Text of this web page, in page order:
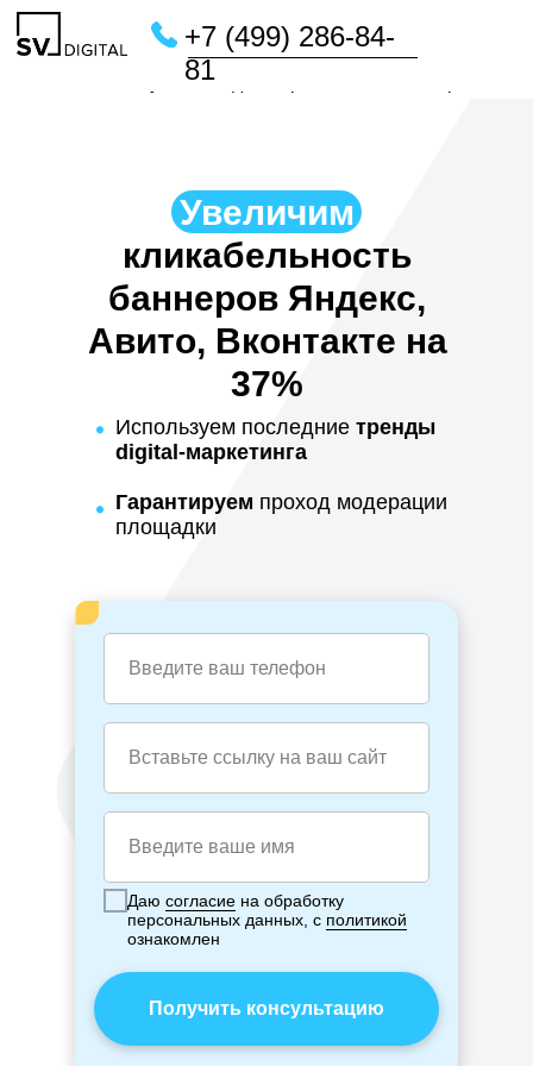
+7 (499) 286-84-
/ Создание рекламных баннеров
Увеличим
кликабельность
баннеров Яндекс,
Авито, Вконтакте на
37%
Используем последние тренды
digital-маркетинга
Гарантируем проход модерации
площадки
Даю согласие на обработку
персональных данных, с политикой
ознакомлен
Получить консультацию